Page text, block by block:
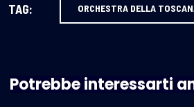
TAG: ORCHESTRA DELLA
Potrebbe interessarti